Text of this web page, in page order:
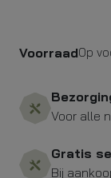
VoorraadOp
Voor alle
Gratis
Bij